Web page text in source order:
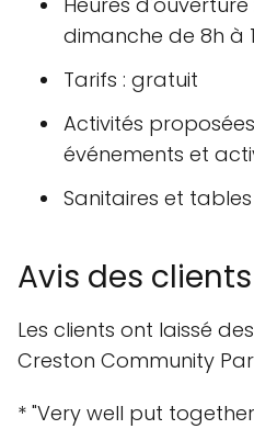
dimanche de 8h à
Tarifs : gratuit
Activités
événements et
Sanitaires et
Avis des clients
Les clients ont laissé
Creston Community
* "Very well put